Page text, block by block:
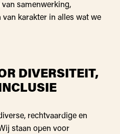
samenwerking,
karakter in alles wat we
DIVERSITEIT,
rechtvaardige en
staan open voor